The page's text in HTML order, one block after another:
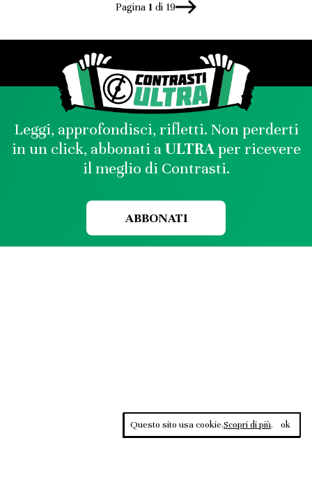
Pagina 1 di 19
Leggi, approfondisci, rifletti. Non perderti
in un click, abbonati aULTRAper ricevere
il meglio di Contrasti.
ABBONATI
Questo sito usa cookie.Scopri di più. ok